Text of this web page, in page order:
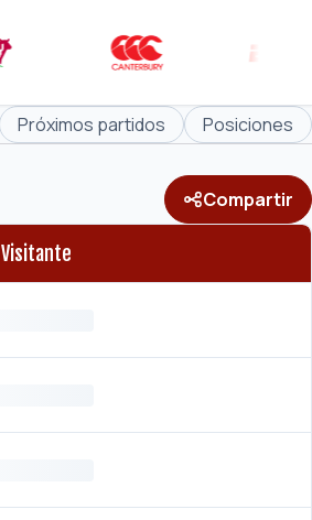
Próximos partidos Posiciones
Compartir
Visitante